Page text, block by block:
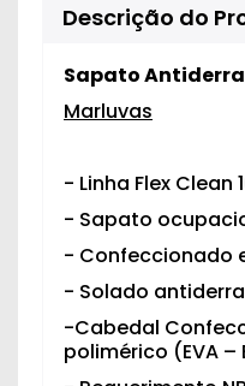
Descrição do
Sapato
Marluvas
- Linha Flex Clean
- Sapato
- Confeccionado
- Solado
-Cabedal
polimérico (EVA